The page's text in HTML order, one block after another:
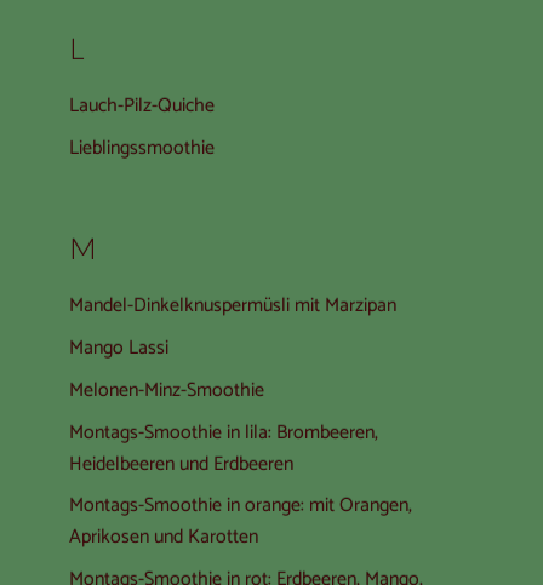
L
Lauch-Pilz-Quiche
Lieblingssmoothie
M
Mandel-Dinkelknuspermüsli mit Marzipan
Mango Lassi
Melonen-Minz-Smoothie
Montags-Smoothie in lila: Brombeeren,
Heidelbeeren und Erdbeeren
Montags-Smoothie in orange: mit Orangen,
Aprikosen und Karotten